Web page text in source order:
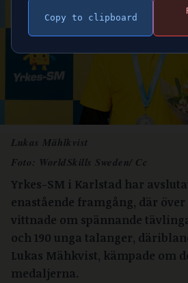
Lukas Mählkvist
Foto: WorldSkills Sweden/ Cc
Yrkes-SM i Karlstad har
enastående framgång, där över
vittnade om spännande
och 190 unga talanger,
Lukas Mähkvist, kämpade om
medaljerna.
Copy to clipboard